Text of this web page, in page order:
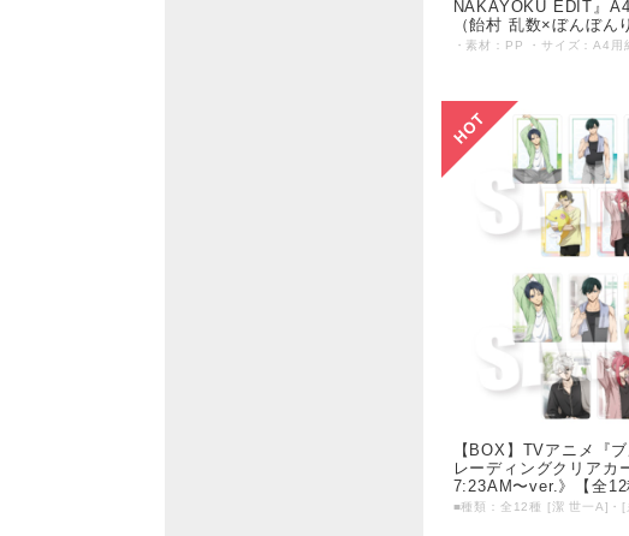
NAKAYOKU EDIT』
（飴村 乱数×ぼんぼん
【BOX】TVアニメ『
レーディングクリアカ
7:23AM〜ver.》【全12